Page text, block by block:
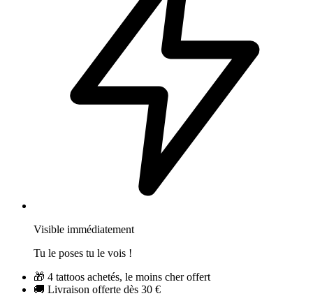
Visible immédiatement
Tu le poses tu le vois !
🎁 4 tattoos achetés, le moins cher offert
🚚 Livraison offerte dès 30 €